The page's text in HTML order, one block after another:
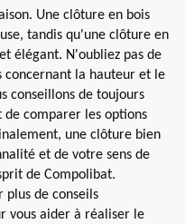
Une clôture en bois
tandis qu'une clôture en
élégant. N'oubliez pas de
la hauteur et le
conseillons de toujours
comparer les options
une clôture bien
et de votre sens de
de Compolibat.
plus de conseils
vous aider à réaliser le